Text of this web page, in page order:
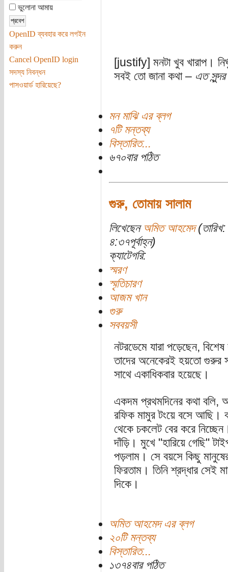
ভুলোনা আমায়
OpenID ব্যবহার করে লগইন
করুন
Cancel OpenID login
সদস্য নিবন্ধন
পাসওয়ার্ড হারিয়েছে?
[justify] মনটা খুব খারাপ।
সবই তো জানা কথা – এত
মন মাঝি এর ব্লগ
৭টি মন্তব্য
বিস্তারিত...
৬৭০বার পঠিত
গুরু, তোমায় সালাম
লিখেছেন অমিত আহমেদ
৪:৩৭পূর্বাহ্ন)
ক্যাটেগরি:
স্মরণ
স্মৃতিচারণ
আজম খান
গুরু
সববয়সী
নটরডেমে যারা পড়েছেন,
তাদের অনেকেরই হয়তো গুরুর
সাথে একাধিকবার হয়েছে।
একদম প্রথমদিনের কথা বলি,
রফিক মামুর টংয়ে বসে আছি।
থেকে চকলেট বের করে
দাঁড়ি। মুখে "হারিয়ে গেছি"
পড়লাম। সে বয়সে কিছু
ফিরতাম। তিনি শ্রদ্ধার সেই
দিকে।
অমিত আহমেদ এর ব্লগ
২০টি মন্তব্য
বিস্তারিত...
১৩৭৪বার পঠিত